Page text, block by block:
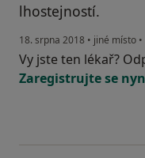
lhostejností.
18. srpna 2018 • jiné místo •
Vy jste ten lékař?
Zaregistrujte se